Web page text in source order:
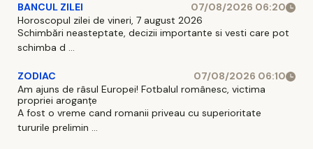
BANCUL ZILEI
07/08/2026 06:20
Horoscopul zilei de vineri, 7 august 2026
Schimbări neasteptate, decizii importante si vesti care pot
schimba d ...
ZODIAC
07/08/2026 06:10
Am ajuns de râsul Europei! Fotbalul românesc, victima
propriei aroganțe
A fost o vreme cand romanii priveau cu superioritate
tururile prelimin ...